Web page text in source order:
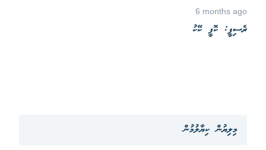
6 months ago
ރެސިޕީ: ކޮފީ ކޭކު
މިލިޔުން ކިޔާލުމުން